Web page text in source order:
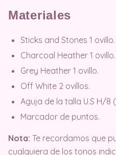
Materiales
Sticks and Stones 1 ovillo.
Charcoal Heather 1 ovillo.
Grey Heather 1 ovillo.
Off White 2 ovillos.
Aguja de la talla U.S H/8
Marcador de puntos.
Nota: Te recordamos que
cualquiera de los tonos